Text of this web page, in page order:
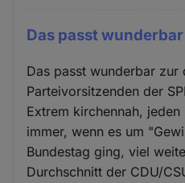
Das passt
Das passt wunderbar zur
Parteivorsitzenden der
Extrem kirchennah,
immer, wenn es um
Bundestag ging, viel
Durchschnitt der CDU/